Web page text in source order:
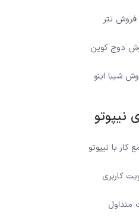
تتر
دوج کوین
شیبا اینو
نیپوتو
کار با نیپوتو
کاربری
متداول